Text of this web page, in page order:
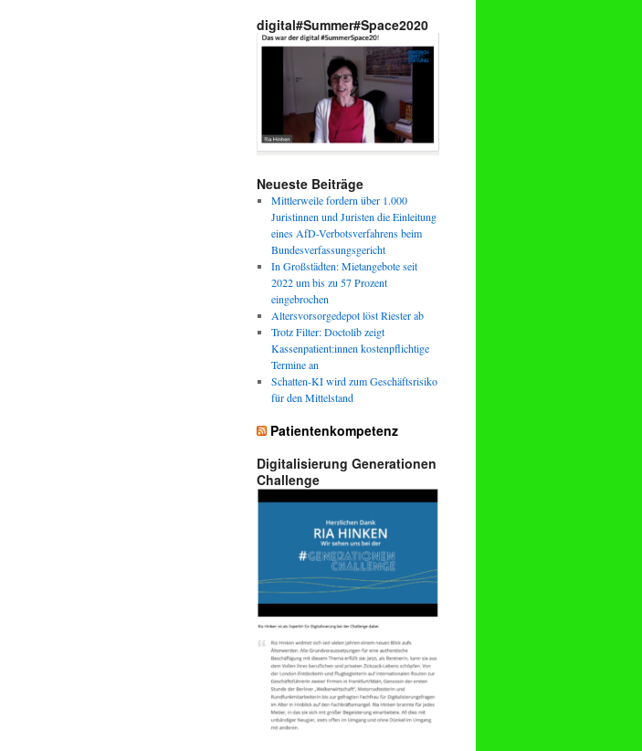
digital#Summer#Space2020
Neueste Beiträge
Mittlerweile fordern über 1.000
Juristinnen und Juristen die Einleitung
eines AfD-Verbotsverfahrens beim
Bundesverfassungsgericht
In Großstädten: Mietangebote seit
2022 um bis zu 57 Prozent
eingebrochen
Altersvorsorgedepot löst Riester ab
Trotz Filter: Doctolib zeigt
Kassenpatient:innen kostenpflichtige
Termine an
Schatten-KI wird zum Geschäftsrisiko
für den Mittelstand
Patientenkompetenz
Digitalisierung Generationen
Challenge